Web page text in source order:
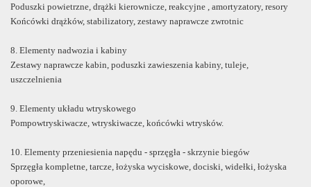
Poduszki powietrzne, drążki kierownicze, reakcyjne , amortyzatory, resory
Końcówki drążków, stabilizatory, zestawy naprawcze zwrotnic
8. Elementy nadwozia i kabiny
Zestawy naprawcze kabin, poduszki zawieszenia kabiny, tuleje,
uszczelnienia
9. Elementy układu wtryskowego
Pompowtryskiwacze, wtryskiwacze, końcówki wtrysków.
10. Elementy przeniesienia napędu - sprzęgła - skrzynie biegów
Sprzęgła kompletne, tarcze, łożyska wyciskowe, dociski, widełki, łożyska
oporowe,